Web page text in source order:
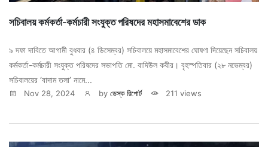
সচিবালয় কর্মকর্তা-কর্মচারী সংযুক্ত পরিষদের মহাসমাবেশের ডাক
৯ দফা দাবিতে আগামী বুধবার (৪ ডিসেম্বর) সচিবালয়ে মহাসমাবেশের ঘোষণা দিয়েছেন সচিবালয়
কর্মকর্তা-কর্মচারী সংযুক্ত পরিষদের সভাপতি মো. বাদিউল কবীর। বৃহস্পতিবার (২৮ নভেম্বর)
সচিবালয়ের ‘বাদাম তলা’ নামে...
Nov 28, 2024 by ডেস্ক রিপোর্ট 211 views